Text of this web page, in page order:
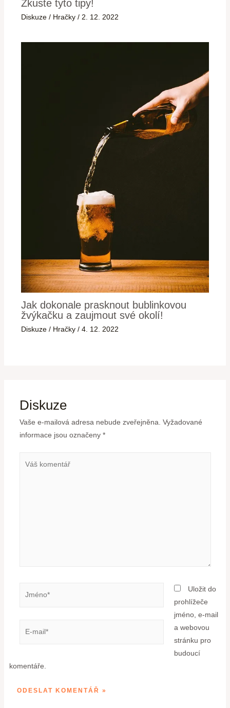
Zkuste tyto tipy!
Diskuze / Hračky / 2. 12. 2022
Jak dokonale prasknout bublinkovou
žvýkačku a zaujmout své okolí!
Diskuze / Hračky /4. 12. 2022
Diskuze
Vaše e-mailová adresa nebude zveřejněna. Vyžadované
informace jsou označeny *
Uložit do
prohlížeče
jméno, e-mail
a webovou
stránku pro
budoucí
komentáře.